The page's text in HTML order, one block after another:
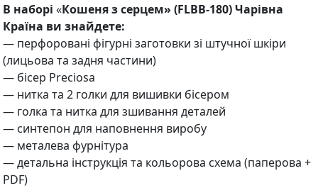
В наборі «Кошеня з серцем» (FLBB-180) Чарівна
Країна ви знайдете:
— перфоровані фігурні заготовки зі штучної шкіри
(лицьова та задня частини)
— бісер Preciosa
— нитка та 2 голки для вишивки бісером
— голка та нитка для зшивання деталей
— синтепон для наповнення виробу
— металева фурнітура
— детальна інструкція та кольорова схема (паперова +
PDF)